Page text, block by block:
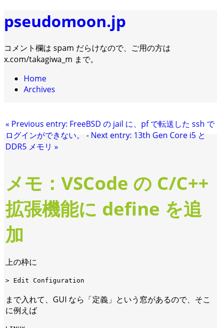
pseudomoon.jp
コメント欄は spam だらけなので、ご用の方は
x.com/takagiwa_m まで。
Home
Archives
« Previous entry: FreeBSD の jail に、pf で転送した ssh で
ログインができない。
- Next entry: 13th Gen Core i5 と
DDR5 メモリ »
メモ：VSCode の C/C++
拡張機能に define を追
加
上の枠に
まで入れて、GUI なら「定義」という窓があるので、そこ
に例えば